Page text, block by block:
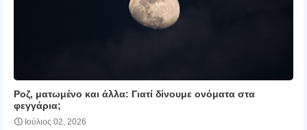
Ροζ, ματωμένο και άλλα: Γιατί δίνουμε ονόματα στα
φεγγάρια;
Ιούλιος 02, 2026